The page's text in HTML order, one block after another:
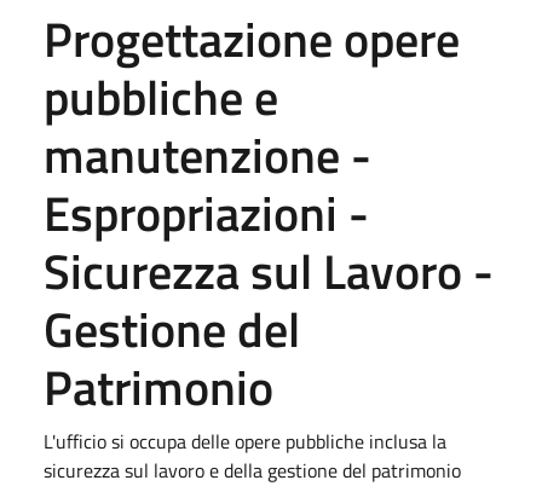
Progettazione opere
pubbliche e
manutenzione -
Espropriazioni -
Sicurezza sul Lavoro -
Gestione del
Patrimonio
L'ufficio si occupa delle opere pubbliche inclusa la
sicurezza sul lavoro e della gestione del patrimonio